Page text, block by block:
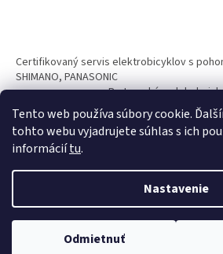
Tento web používa súbory cookie.
tohto webu vyjadrujete súhlas s ich
informáciítu.
Nastavenie
Odmietnuť
Certifikovaný servis elektrobicyklov s
SHIMANO, PANASONIC
Partnerský web
Vytvoril Shoptet
Copyright 2026BICYKLE SPAIZ shop .